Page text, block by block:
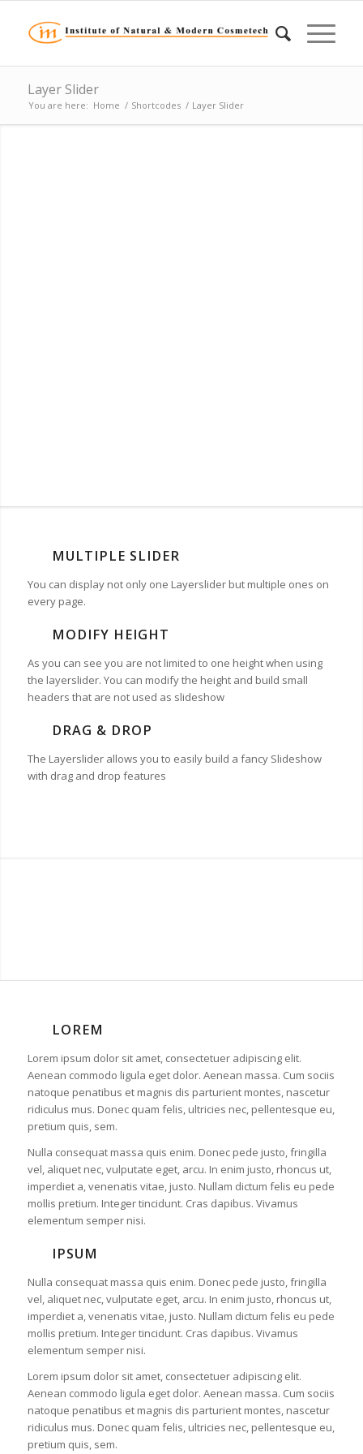
Layer Slider
You are here: Home / Shortcodes / Layer Slider
MULTIPLE SLIDER
You can display not only one Layerslider but multiple ones on
every page.
MODIFY HEIGHT
As you can see you are not limited to one height when using
the layerslider. You can modify the height and build small
headers that are not used as slideshow
DRAG & DROP
The Layerslider allows you to easily build a fancy Slideshow
with drag and drop features
LOREM
Lorem ipsum dolor sit amet, consectetuer adipiscing elit.
Aenean commodo ligula eget dolor. Aenean massa. Cum sociis
natoque penatibus et magnis dis parturient montes, nascetur
ridiculus mus. Donec quam felis, ultricies nec, pellentesque eu,
pretium quis, sem.
Nulla consequat massa quis enim. Donec pede justo, fringilla
vel, aliquet nec, vulputate eget, arcu. In enim justo, rhoncus ut,
imperdiet a, venenatis vitae, justo. Nullam dictum felis eu pede
mollis pretium. Integer tincidunt. Cras dapibus. Vivamus
elementum semper nisi.
IPSUM
Nulla consequat massa quis enim. Donec pede justo, fringilla
vel, aliquet nec, vulputate eget, arcu. In enim justo, rhoncus ut,
imperdiet a, venenatis vitae, justo. Nullam dictum felis eu pede
mollis pretium. Integer tincidunt. Cras dapibus. Vivamus
elementum semper nisi.
Lorem ipsum dolor sit amet, consectetuer adipiscing elit.
Aenean commodo ligula eget dolor. Aenean massa. Cum sociis
natoque penatibus et magnis dis parturient montes, nascetur
ridiculus mus. Donec quam felis, ultricies nec, pellentesque eu,
pretium quis, sem.